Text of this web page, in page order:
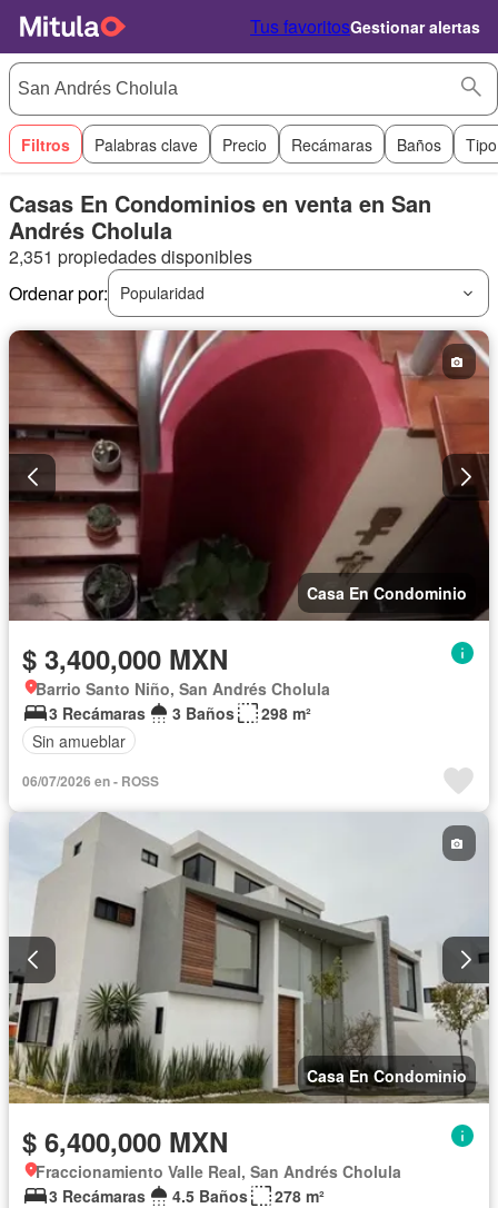
Tus favoritosGestionar alertas
Filtros Palabras clave Precio Recámaras Baños
Casas En Condominios en venta en San
Andrés Cholula
2,351 propiedades disponibles
Ordenar por:
Popularidad
Casa En Condominio
$ 3,400,000 MXN
Barrio Santo Niño, San Andrés Cholula
3 Recámaras
3 Baños
298 m²
Sin amueblar
06/07/2026 en - ROSS
Casa En Condominio
$ 6,400,000 MXN
Fraccionamiento Valle Real, San Andrés Cholula
3 Recámaras
4.5 Baños
278 m²